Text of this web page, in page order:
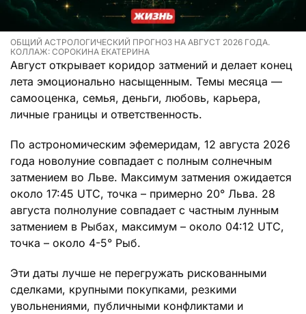
ОБЩИЙ АСТРОЛОГИЧЕСКИЙ ПРОГНОЗ НА АВГУСТ 2026 ГОДА.
КОЛЛАЖ: СОРОКИНА ЕКАТЕРИНА
Август открывает коридор затмений и делает конец
лета эмоционально насыщенным. Темы месяца —
самооценка, семья, деньги, любовь, карьера,
личные границы и ответственность.
По астрономическим эфемеридам, 12 августа 2026
года новолуние совпадает с полным солнечным
затмением во Льве. Максимум затмения ожидается
около 17:45 UTC, точка – примерно 20° Льва. 28
августа полнолуние совпадает с частным лунным
затмением в Рыбах, максимум – около 04:12 UTC,
точка – около 4-5° Рыб.
Эти даты лучше не перегружать рискованными
сделками, крупными покупками, резкими
увольнениями, публичными конфликтами и